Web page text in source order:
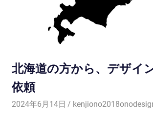
北海道の方から、デザイ
依頼
2024年6月14日